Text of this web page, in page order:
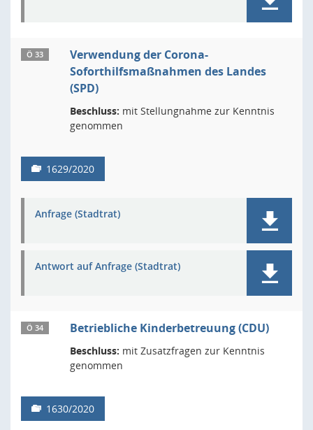
Ö 33
Verwendung der Corona-
Soforthilfsmaßnahmen des Landes
(SPD)
Beschluss: mit Stellungnahme zur Kenntnis
genommen
1629/2020
Anfrage (Stadtrat)
Antwort auf Anfrage (Stadtrat)
Ö 34 Betriebliche Kinderbetreuung (CDU)
Beschluss: mit Zusatzfragen zur Kenntnis
genommen
1630/2020